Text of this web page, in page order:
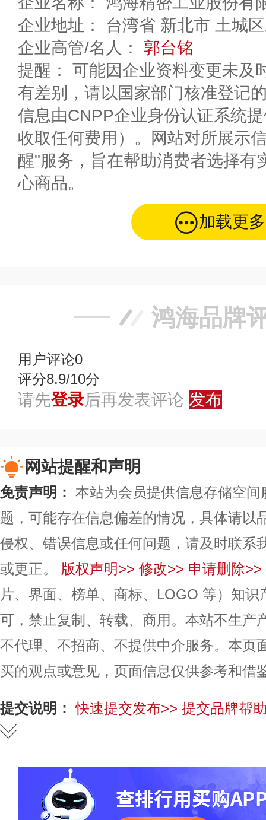
企业地址： 台湾省 新北市
企业高管/名人： 郭台铭
提醒： 可能因企业资料变更未及
有差别，请以国家部门核准登记
信息由CNPP企业身份认证系统
收取任何费用）。网站对所展示
醒"服务，旨在帮助消费者选择有
心商品。
加载更多
鸿海品牌
用户评论0
评分8.9/10分
请先登录后再发表评论 发布
网站提醒和声明
免责声明： 本站为会员提供信息存储空
题，可能存在信息偏差的情况，具体请以
侵权、错误信息或任何问题，请及时联系
或更正。
版权声明>> 修改>> 申请删除>>
片、界面、榜单、商标、LOGO 等）知
可，禁止复制、转载、商用。本站不生产
不代理、不招商、不提供中介服务。本页
买的观点或意见，页面信息仅供参考和借
提交说明： 快速提交发布>> 提交品牌帮